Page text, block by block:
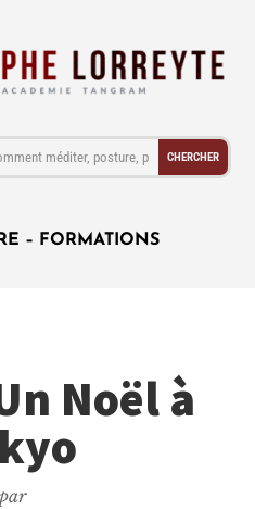
– FORMATIONS
Noël à
par